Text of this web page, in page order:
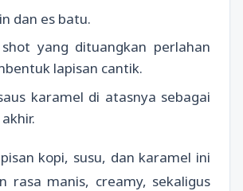
dan es batu.
shot yang dituangkan perlahan
lapisan cantik.
karamel di atasnya sebagai
kopi, susu, dan karamel ini
rasa manis, creamy, sekaligus